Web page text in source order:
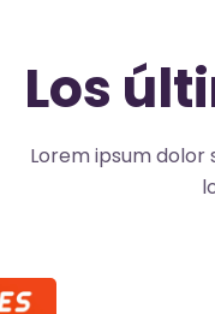
Los
Lorem ipsum dolor